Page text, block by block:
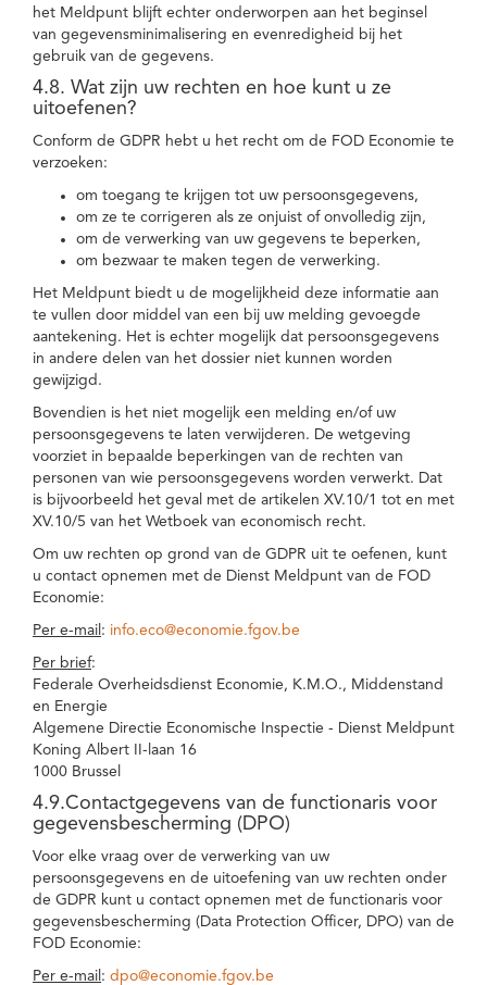
het Meldpunt blijft echter onderworpen aan het beginsel
van gegevensminimalisering en evenredigheid bij het
gebruik van de gegevens.
4.8. Wat zijn uw rechten en hoe kunt u ze
uitoefenen?
Conform de GDPR hebt u het recht om de FOD Economie te
verzoeken:
om toegang te krijgen tot uw persoonsgegevens,
om ze te corrigeren als ze onjuist of onvolledig zijn,
om de verwerking van uw gegevens te beperken,
om bezwaar te maken tegen de verwerking.
Het Meldpunt biedt u de mogelijkheid deze informatie aan
te vullen door middel van een bij uw melding gevoegde
aantekening. Het is echter mogelijk dat persoonsgegevens
in andere delen van het dossier niet kunnen worden
gewijzigd.
Bovendien is het niet mogelijk een melding en/of uw
persoonsgegevens te laten verwijderen. De wetgeving
voorziet in bepaalde beperkingen van de rechten van
personen van wie persoonsgegevens worden verwerkt. Dat
is bijvoorbeeld het geval met de artikelen XV.10/1 tot en met
XV.10/5 van het Wetboek van economisch recht.
Om uw rechten op grond van de GDPR uit te oefenen, kunt
u contact opnemen met de Dienst Meldpunt van de FOD
Economie:
Per e-mail : info.eco@economie.fgov.be
Per brief:
Federale Overheidsdienst Economie, K.M.O., Middenstand
en Energie
Algemene Directie Economische Inspectie - Dienst Meldpunt
Koning Albert II-laan 16
1000 Brussel
4.9.Contactgegevens van de functionaris voor
gegevensbescherming (DPO)
Voor elke vraag over de verwerking van uw
persoonsgegevens en de uitoefening van uw rechten onder
de GDPR kunt u contact opnemen met de functionaris voor
gegevensbescherming (Data Protection Officer, DPO) van de
FOD Economie:
Per e-mail : dpo@economie.fgov.be